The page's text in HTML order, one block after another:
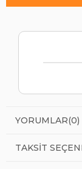
YORUMLAR(0)
TAKSIT